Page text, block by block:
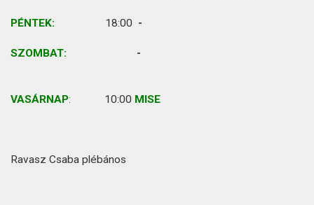
PÉNTEK: 18:00 -
SZOMBAT: -
VASÁRNAP: 10:00 MISE
Ravasz Csaba plébános